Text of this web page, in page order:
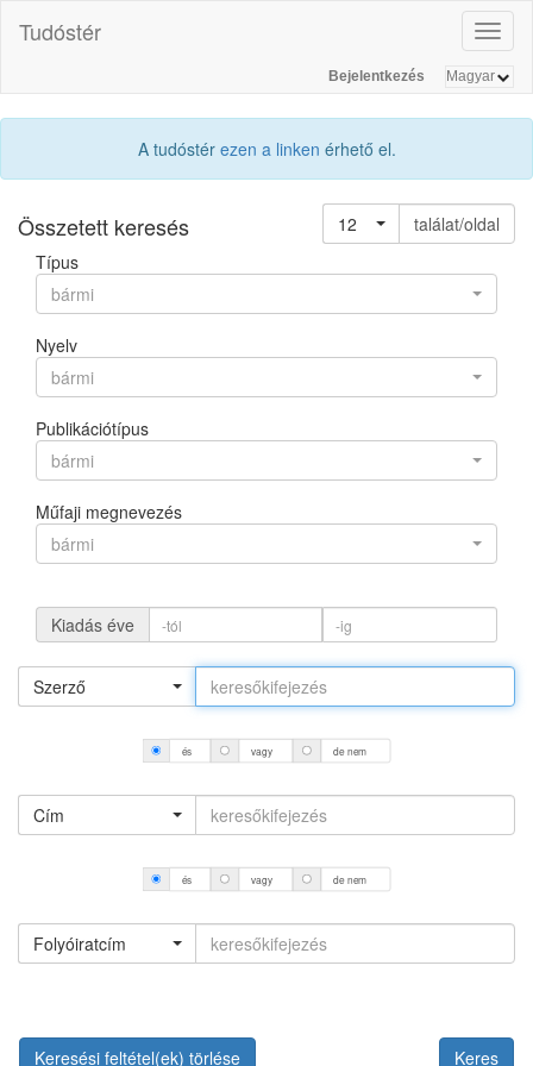
Tudóstér
Bejelentkezés
A tudóstér ezen a linken érhető el.
Összetett keresés 12
találat/oldal
Típus
bármi
Nyelv
bármi
Publikációtípus
bármi
Műfaji megnevezés
bármi
Kiadás éve
Szerző
és vagy de nem
Cím
és vagy de nem
Folyóiratcím
Keresési feltétel(ek) törlése